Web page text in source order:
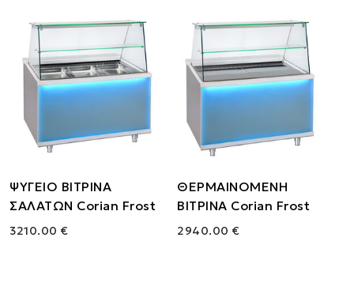
ΨΥΓΕΙΟ ΒΙΤΡΙΝΑ
ΣΑΛΑΤΩΝ Corian Frost
3210.00 €
ΘΕΡΜΑΙΝΟΜΕΝΗ
ΒΙΤΡΙΝΑ Corian Frost
2940.00 €